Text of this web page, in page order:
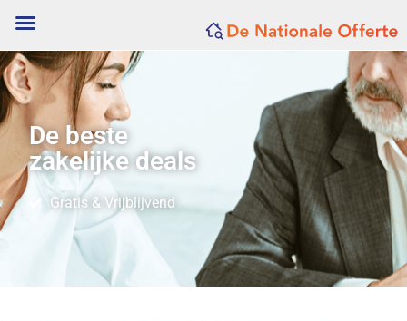
De beste
zakelijke deals
Gratis & Vrijblijvend